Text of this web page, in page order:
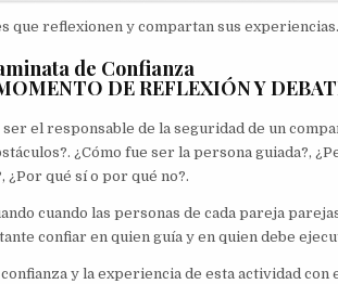
que reflexionen y compartan sus experiencias.
de Confianza
DE REFLEXIÓN Y
el responsable de la seguridad de un
¿Cómo fue ser la persona guiada?,
¿Por qué sí o por qué no?.
cuando las personas de cada pareja
confiar en quien guía y en quien debe
y la experiencia de esta actividad